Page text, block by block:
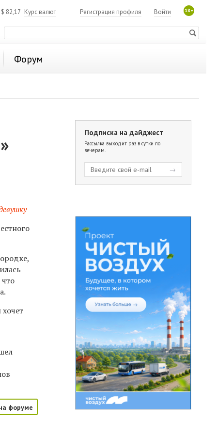
$ 82,17 Курс валют 18+
Войти
Регистрация профиля
Форум
форуме
Подписка на дайджест
Рассылка выходит раз в сутки по
вечерам.